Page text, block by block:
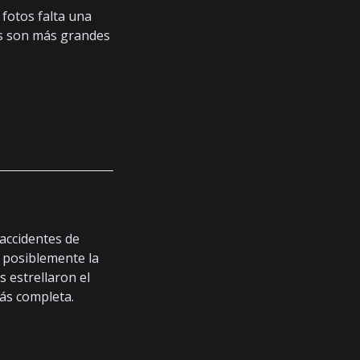
fotos falta una
más grandes
de
posiblemente la
estrellaron el
completa.